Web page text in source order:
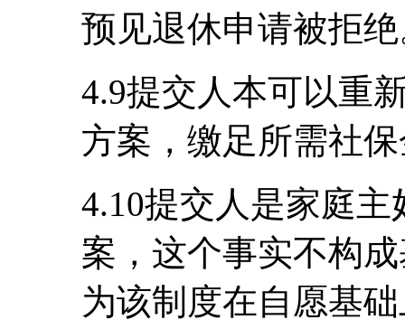
预见退休申请被拒
4.9提交人本可以重
方案，缴足所需社
4.10提交人是家庭
案，这个事实不构
为该制度在自愿基